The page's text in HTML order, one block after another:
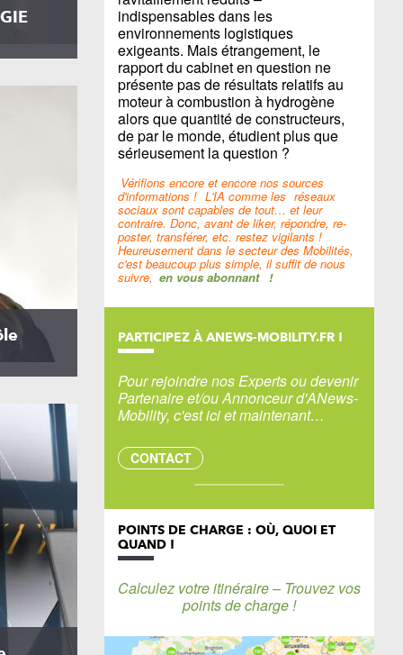
indispensables dans les
environnements logistiques
exigeants. Mais étrangement, le
rapport du cabinet en question ne
présente pas de résultats relatifs au
moteur à combustion à hydrogène
alors que quantité de constructeurs,
de par le monde, étudient plus que
sérieusement la question ?
Vérifions encore et encore nos sources
d'informations ! L'IA comme les réseaux
sociaux sont capables de tout… et leur
contraire. Donc, avant de liker, répondre, re-
poster, transférer, etc. restez vigilants !
Heureusement dans le secteur des Mobilités,
c'est beaucoup plus simple, il suffit de nous
suivre, en vous abonnant !
PARTICIPEZ À ANEWS-MOBILITY.FR !
Pour rejoindre nos Experts ou devenir
Partenaire et/ou Annonceur d'ANews-
Mobility, c'est ici et maintenant…
CONTACT
POINTS DE CHARGE : OÙ, QUOI ET
QUAND !
Calculez votre itinéraire – Trouvez vos
points de charge !